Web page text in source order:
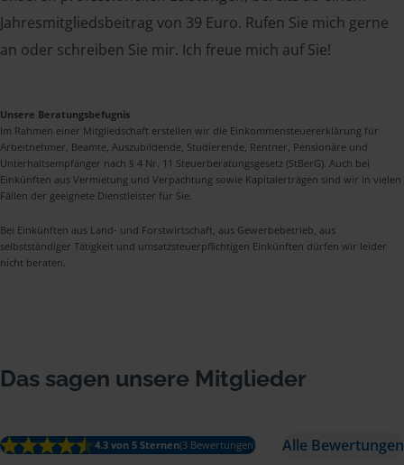
Jahresmitgliedsbeitrag von 39 Euro. Rufen Sie mich gerne
an oder schreiben Sie mir. Ich freue mich auf Sie!
Unsere Beratungsbefugnis
Im Rahmen einer Mitgliedschaft erstellen wir die Einkommensteuererklärung für
Arbeitnehmer, Beamte, Auszubildende, Studierende, Rentner, Pensionäre und
Unterhaltsempfänger nach § 4 Nr. 11 Steuerberatungsgesetz (StBerG). Auch bei
Einkünften aus Vermietung und Verpachtung sowie Kapitalerträgen sind wir in vielen
Fällen der geeignete Dienstleister für Sie.
Bei Einkünften aus Land- und Forstwirtschaft, aus Gewerbebetrieb, aus
selbstständiger Tätigkeit und umsatzsteuerpflichtigen Einkünften dürfen wir leider
nicht beraten.
Das sagen unsere Mitglieder
4.3 von 5 Sternen(3 Bewertungen) Alle Bewertungen